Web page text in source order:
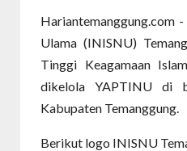
Hariantemanggung.com
Ulama (INISNU)
Tinggi Keagamaan
dikelola YAPTINU di
Kabupaten Temanggung.
Berikut logo INISNU